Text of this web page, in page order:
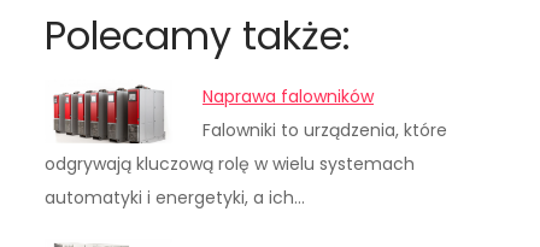
Polecamy także:
Naprawa falowników
Falowniki to urządzenia, które
odgrywają kluczową rolę w wielu systemach
automatyki i energetyki, a ich…